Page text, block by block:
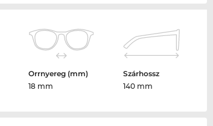
Orrnyereg (mm)
18 mm
Szárhossz
140 mm